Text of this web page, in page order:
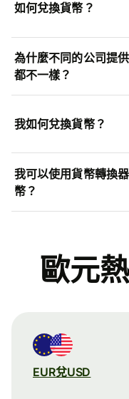
如何兌換貨幣？
為什麼不同的公司提
都不一樣？
我如何兌換貨幣？
我可以使用貨幣轉換
幣？
歐元
EUR兌USD